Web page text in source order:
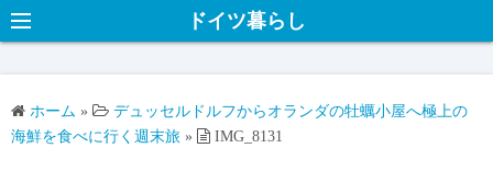
ドイツ暮らし
ホーム »
デュッセルドルフからオランダの牡蠣小屋へ極上の
海鮮を食べに行く週末旅 » IMG_8131